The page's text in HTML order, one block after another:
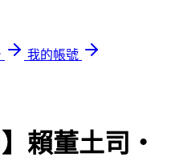
我的帳號
】賴董土司‧